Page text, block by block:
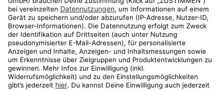
Aktionen
Travel